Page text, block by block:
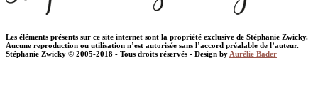
Les éléments présents sur ce site internet sont la propriété exclusive de Stéphanie Zwicky.
Aucune reproduction ou utilisation n’est autorisée sans l’accord préalable de l’auteur.
Stéphanie Zwicky © 2005-2018 - Tous droits réservés - Design by Aurélie Bader